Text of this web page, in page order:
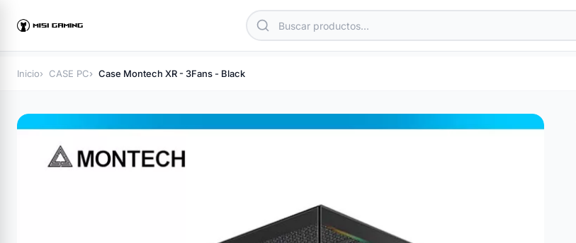
Inicio CASE PC Case Montech XR - 3Fans - Black